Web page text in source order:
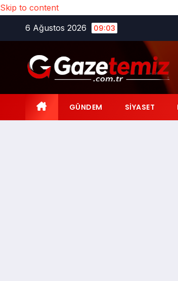
Skip to content
6 Ağustos 2026
09:03
GÜNDEM SIYASET